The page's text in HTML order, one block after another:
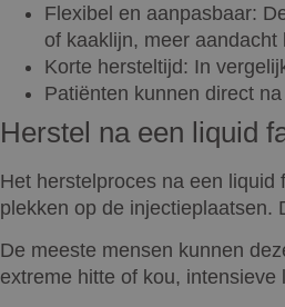
Flexibel en aanpasbaar:
of kaaklijn, meer
Korte hersteltijd: In
Patiënten kunnen direct
Herstel na een liquid
Het herstelproces na een
plekken op de injectieplaatsen.
De meeste mensen kunnen
extreme hitte of kou,